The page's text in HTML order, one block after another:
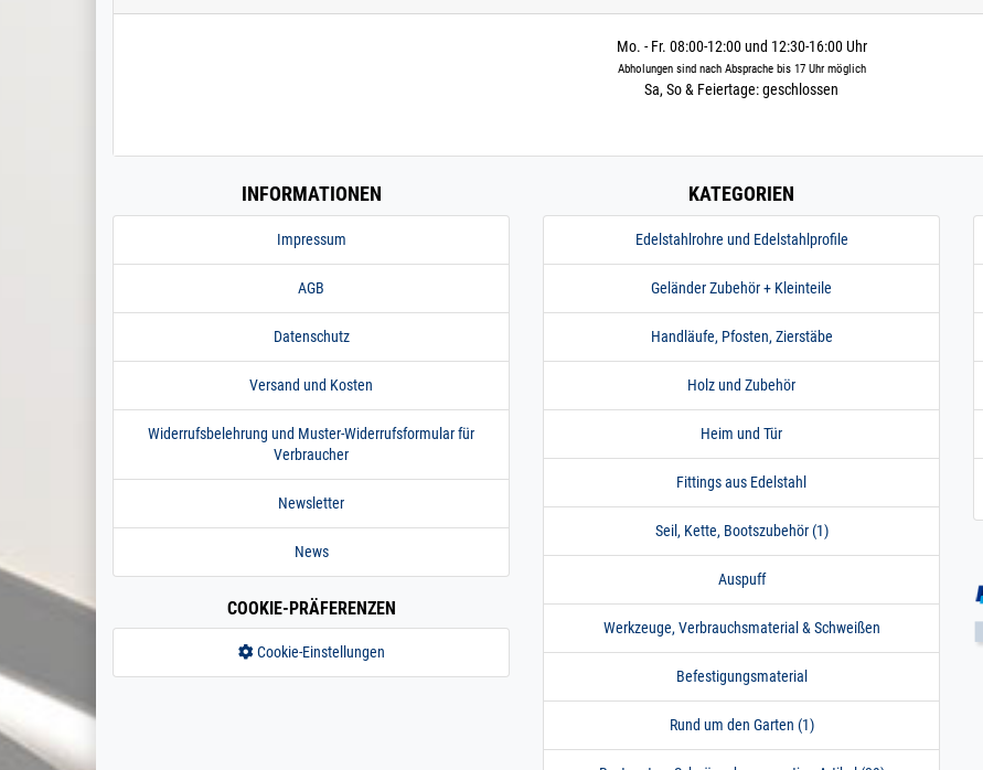
Mo. - Fr. 08:00-12:00 und 12:30-16:00 Uhr
Abholungen sind nach Absprache bis 17 Uhr möglich
Sa, So & Feiertage: geschlossen
INFORMATIONEN
Impressum
AGB
Datenschutz
Versand und Kosten
Widerrufsbelehrung und Muster-Widerrufsformular für
Verbraucher
Newsletter
News
COOKIE-PRÄFERENZEN
Cookie-Einstellungen
KATEGORIEN
Edelstahlrohre und Edelstahlprofile
Geländer Zubehör + Kleinteile
Handläufe, Pfosten, Zierstäbe
Holz und Zubehör
Heim und Tür
Fittings aus Edelstahl
Seil, Kette, Bootszubehör (1)
Auspuff
Werkzeuge, Verbrauchsmaterial & Schweißen
Befestigungsmaterial
Rund um den Garten (1)